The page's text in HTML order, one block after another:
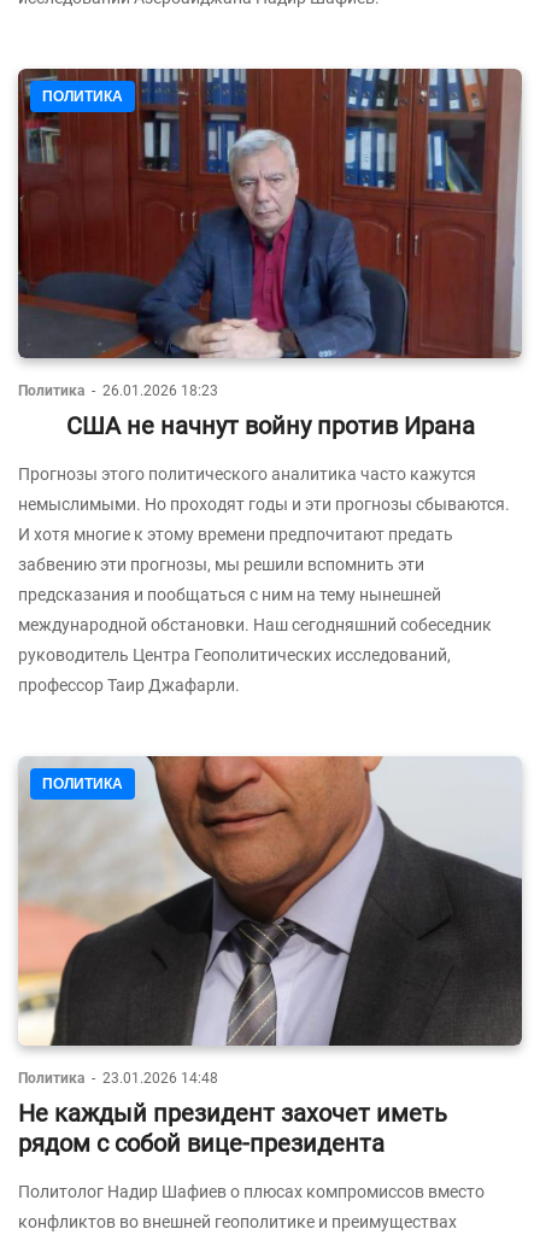
ПОЛИТИКА
Политика - 26.01.2026 18:23
США не начнут войну против Ирана
Прогнозы этого политического аналитика часто кажутся
немыслимыми. Но проходят годы и эти прогнозы сбываются.
И хотя многие к этому времени предпочитают предать
забвению эти прогнозы, мы решили вспомнить эти
предсказания и пообщаться с ним на тему нынешней
международной обстановки. Наш сегодняшний собеседник
руководитель Центра Геополитических исследований,
профессор Таир Джафарли.
ПОЛИТИКА
Политика - 23.01.2026 14:48
Не каждый президент захочет иметь
рядом с собой вице-президента
Политолог Надир Шафиев о плюсах компромиссов вместо
конфликтов во внешней геополитике и преимуществах